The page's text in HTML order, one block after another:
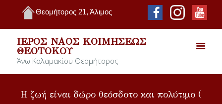
Θεομήτορος 21, Άλιμος
ΙΕΡΌΣ ΝΑΌΣ ΚΟΙΜΉΣΕΩΣ
ΘΕΟΤΌΚΟΥ
Άνω Καλαμακίου Θεομήτορος
Η ζωή είναι δώρο θεόσδοτο και πολύτιμο (